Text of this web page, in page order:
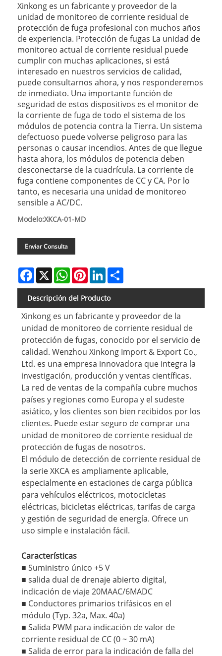
Xinkong es un fabricante y proveedor de la
unidad de monitoreo de corriente residual de
protección de fuga profesional con muchos años
de experiencia. Protección de fugas La unidad de
monitoreo actual de corriente residual puede
cumplir con muchas aplicaciones, si está
interesado en nuestros servicios de calidad,
puede consultarnos ahora, y nos responderemos
de inmediato. Una importante función de
seguridad de estos dispositivos es el monitor de
la corriente de fuga de todo el sistema de los
módulos de potencia contra la Tierra. Un sistema
defectuoso puede volverse peligroso para las
personas o causar incendios. Antes de que llegue
hasta ahora, los módulos de potencia deben
desconectarse de la cuadrícula. La corriente de
fuga contiene componentes de CC y CA. Por lo
tanto, es necesaria una unidad de monitoreo
sensible a AC/DC.
Modelo:XKCA-01-MD
Enviar Consulta
Facebook
X WhatsAppPinterestLinkedIn
Descripción del Producto
Xinkong es un fabricante y proveedor de la
unidad de monitoreo de corriente residual de
protección de fugas, conocido por el servicio de
calidad. Wenzhou Xinkong Import & Export Co.,
Ltd. es una empresa innovadora que integra la
investigación, producción y ventas científicas.
La red de ventas de la compañía cubre muchos
países y regiones como Europa y el sudeste
asiático, y los clientes son bien recibidos por los
clientes. Puede estar seguro de comprar una
unidad de monitoreo de corriente residual de
protección de fugas de nosotros.
El módulo de detección de corriente residual de
la serie XKCA es ampliamente aplicable,
especialmente en estaciones de carga pública
para vehículos eléctricos, motocicletas
eléctricas, bicicletas eléctricas, tarifas de carga
y gestión de seguridad de energía. Ofrece un
uso simple e instalación fácil.
Características
■ Suministro único +5 V
■ salida dual de drenaje abierto digital,
indicación de viaje 20MAAC/6MADC
■ Conductores primarios trifásicos en el
módulo (Typ. 32a, Max. 40a)
■ Salida PWM para indicación de valor de
corriente residual de CC (0 ~ 30 mA)
■ Salida de error para la indicación de falla del